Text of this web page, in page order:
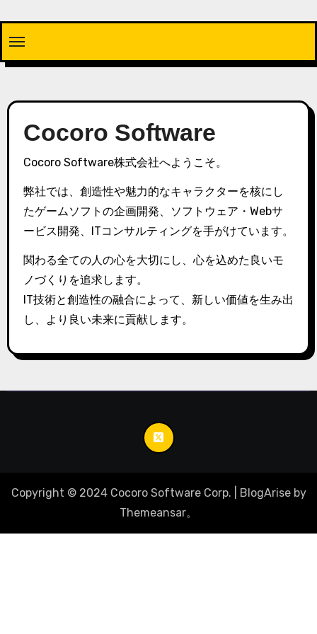
を
ス
ッ
Cocoro Software
Cocoro Software株式会社へようこそ。
弊社では、創造性や魅力的なキャラクターを核にし
たゲームソフトの企画開発、ソフトウェア・Webサ
ービス開発、ITコンサルティングを手がけています。
関わる全ての人の心を大切にし、心を込めた良いモ
ノづくりを追求します。
IT技術と創造性の融合によって、新しい価値を生み出
し、より良い未来に貢献します。
Copyright © 2024 Cocoro Software Corp. BlogAriseby
Themeansar。